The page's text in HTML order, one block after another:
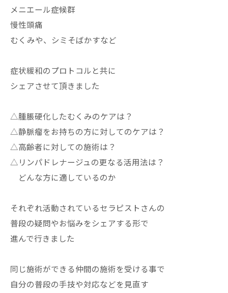
メニエール症候群
慢性頭痛
むくみや、シミそばかすなど
症状緩和のプロトコルと共に
シェアさせて頂きました
△腫脹硬化したむくみのケアは？
△静脈瘤をお持ちの方に対してのケアは？
△高齢者に対しての施術は？
△リンパドレナージュの更なる活用法は？
どんな方に適しているのか
それぞれ活動されているセラピストさんの
普段の疑問やお悩みをシェアする形で
進んで行きました
同じ施術ができる仲間の施術を受ける事で
自分の普段の手技や対応などを見直す